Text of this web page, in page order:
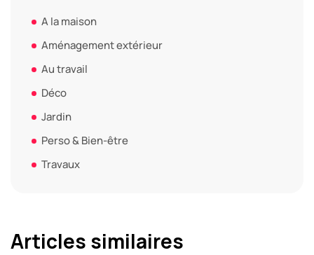
A la maison
Aménagement extérieur
Au travail
Déco
Jardin
Perso & Bien-être
Travaux
Articles similaires